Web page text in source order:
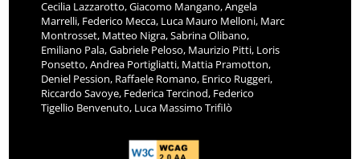
Cecilia Lazzarotto, Giacomo Mangano, Angela
Marrelli, Federico Mecca, Luca Mauro Melloni, Marc
Montrosset, Matteo Nigra, Sabrina Olibano,
Emiliano Pala, Gabriele Peloso, Maurizio Pitti, Loris
Ponsetto, Andrea Portigliatti, Mattia Pramotton,
Deniel Pession, Raffaele Romano, Enrico Ruggeri,
Riccardo Savoye, Federica Tercinod, Federico
Tigellio Benvenuto, Luca Massimo Trifilò